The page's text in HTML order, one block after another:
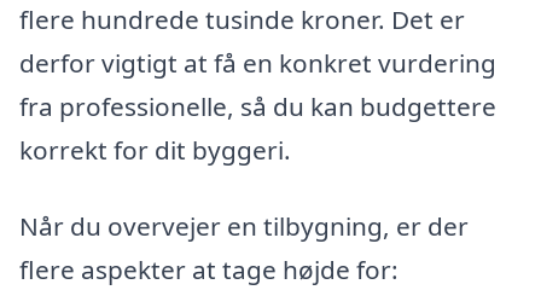
flere hundrede tusinde kroner. Det er
derfor vigtigt at få en konkret vurdering
fra professionelle, så du kan budgettere
korrekt for dit byggeri.
Når du overvejer en tilbygning, er der
flere aspekter at tage højde for: